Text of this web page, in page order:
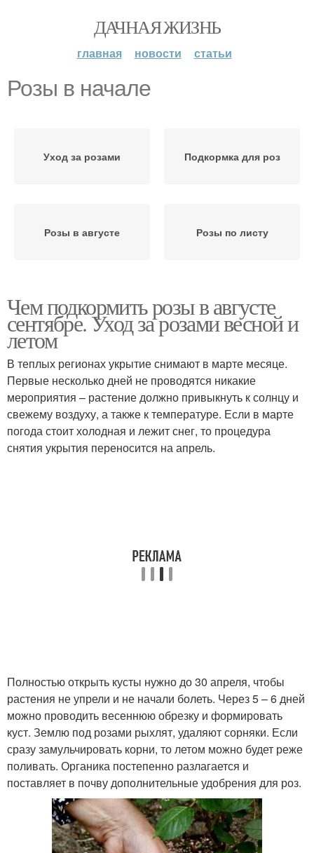
ДАЧНАЯ ЖИЗНЬ
главная новости статьи
Розы в начале
Уход за розами Подкормка для роз
Розы в августе Розы по листу
Чем подкормить розы в августе
сентябре. Уход за розами весной и
летом
В теплых регионах укрытие снимают в марте месяце.
Первые несколько дней не проводятся никакие
мероприятия – растение должно привыкнуть к солнцу и
свежему воздуху, а также к температуре. Если в марте
погода стоит холодная и лежит снег, то процедура
снятия укрытия переносится на апрель.
Полностью открыть кусты нужно до 30 апреля, чтобы
растения не упрели и не начали болеть. Через 5 – 6 дней
можно проводить весеннюю обрезку и формировать
куст. Землю под розами рыхлят, удаляют сорняки. Если
сразу замульчировать корни, то летом можно будет реже
поливать. Органика постепенно разлагается и
поставляет в почву дополнительные удобрения для роз.